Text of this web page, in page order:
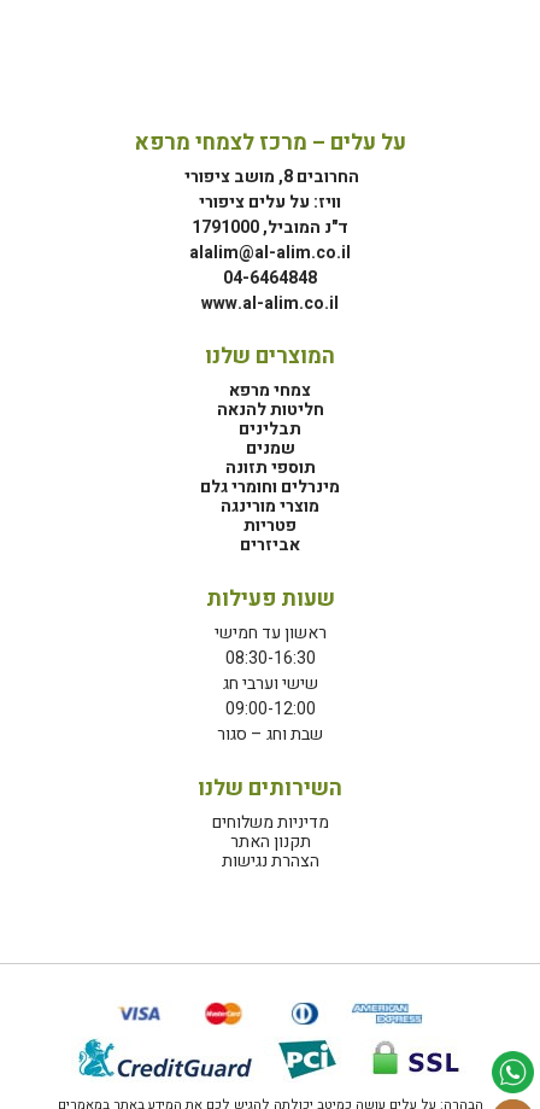
על עלים – מרכז לצמחי מרפא
החרובים 8, מושב ציפורי
וויז: על עלים ציפורי
ד"נ המוביל, 1791000
alalim@al-alim.co.il
04-6464848
www.al-alim.co.il
המוצרים שלנו
צמחי מרפא
חליטות להנאה
תבלינים
שמנים
תוספי תזונה
מינרלים וחומרי גלם
מוצרי מורינגה
פטריות
אביזרים
שעות פעילות
ראשון עד חמישי
08:30-16:30
שישי וערבי חג
09:00-12:00
שבת וחג – סגור
השירותים שלנו
מדיניות משלוחים
תקנון האתר
הצהרת נגישות
הבהרה: על עלים עושה כמיטב יכולתה להגיש לכם את המידע באתר במאמרים